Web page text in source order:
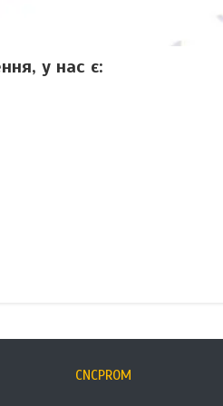
у нас є:
CNCPROM